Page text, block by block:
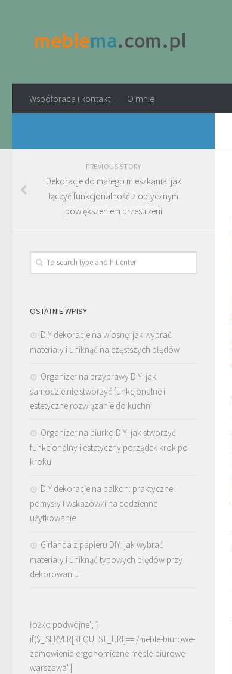
Współpraca i kontakt O mnie
PREVIOUS STORY
Dekoracje do małego mieszkania: jak
łączyć funkcjonalność z optycznym
powiększeniem przestrzeni
OSTATNIE WPISY
DIY dekoracje na wiosnę: jak wybrać
materiały i uniknąć najczęstszych błędów
Organizer na przyprawy DIY: jak
samodzielnie stworzyć funkcjonalne i
estetyczne rozwiązanie do kuchni
Organizer na biurko DIY: jak stworzyć
funkcjonalny i estetyczny porządek krok po
kroku
DIY dekoracje na balkon: praktyczne
pomysły i wskazówki na codzienne
użytkowanie
Girlanda z papieru DIY: jak wybrać
materiały i uniknąć typowych błędów przy
dekorowaniu
łóżko podwójne'; }
if($_SERVER[REQUEST_URI]=='/meble-biurowe-
zamowienie-ergonomiczne-meble-biurowe-
warszawa' ||